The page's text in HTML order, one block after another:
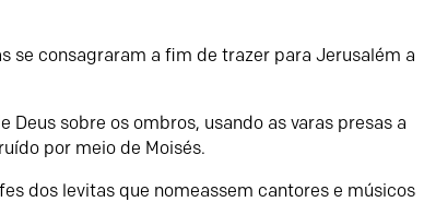
se consagraram a fim de trazer para Jerusalém a
Deus sobre os ombros, usando as varas presas a
por meio de Moisés.
dos levitas que nomeassem cantores e músicos